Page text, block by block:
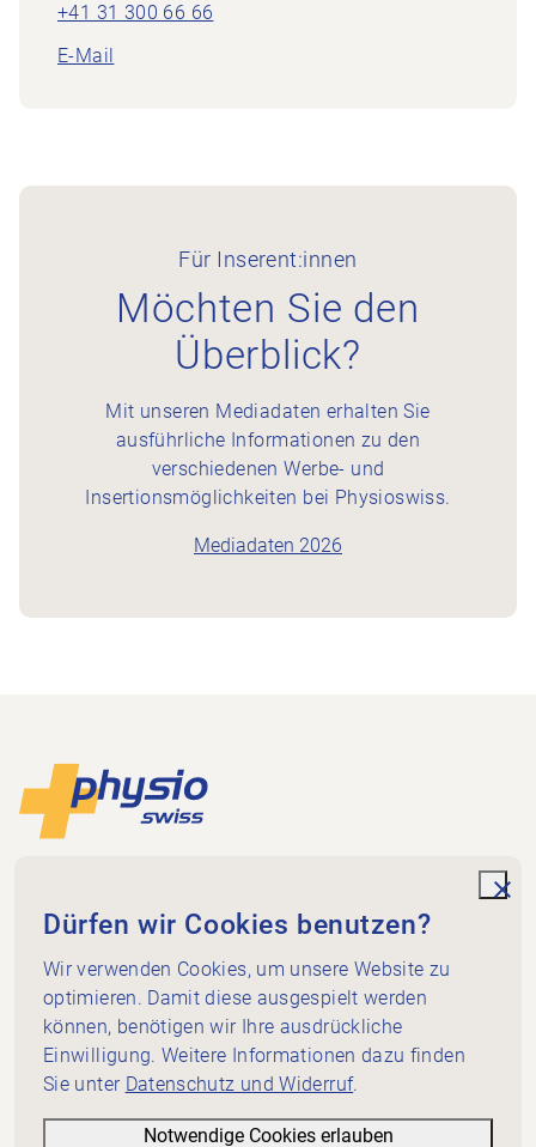
+41 31 300 66 66
E-Mail
Für Inserent:innen
Möchten Sie den
Überblick?
Mit unseren Mediadaten erhalten Sie
ausführliche Informationen zu den
verschiedenen Werbe- und
Insertionsmöglichkeiten bei Physioswiss.
Mediadaten 2026
Footer
Dammweg 3
3013 Bern
+41 58 255 36 00
info@physioswiss.ch
Social Media
Wichtiges
Wissen
Dienstleistungen
Dürfen wir Cookies benutzen?
Wir verwenden Cookies, um unsere Website zu
optimieren. Damit diese ausgespielt werden
können, benötigen wir Ihre ausdrückliche
Einwilligung. Weitere Informationen dazu finden
Sie unter Datenschutz und Widerruf.
Notwendige Cookies erlauben